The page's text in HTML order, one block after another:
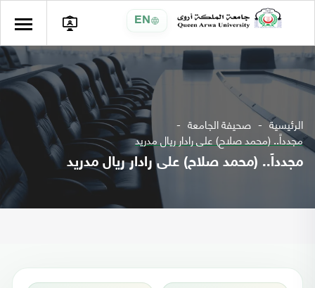
EN
الرئيسية صحيفة الجامعة
مجدداً.. (محمد صلاح) على رادار ريال مدريد
مجدداً.. (محمد صلاح) على رادار ريال مدريد